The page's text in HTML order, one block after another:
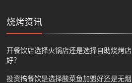
烧烤资讯
开餐饮店选择火锅店还是选择自助烧烤店
好？
投资搞餐饮是选择酸菜鱼加盟好还是无烟